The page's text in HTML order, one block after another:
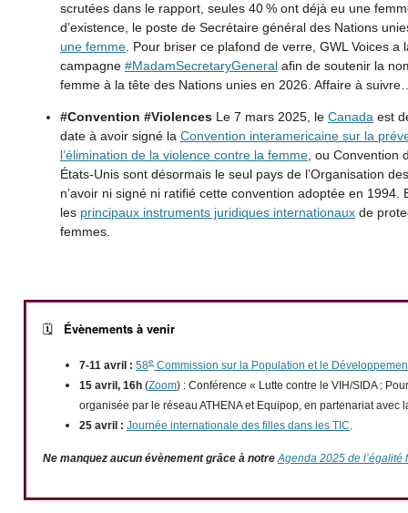
scrutées dans le rapport, seules 40 % ont déjà eu une
d’existence, le poste de Secrétaire général des Nations
une femme . Pour briser ce plafond de verre, GWL Voices a
campagne #MadamSecretaryGeneral afin de soutenir la
femme à la tête des Nations unies en 2026. Affaire à
#Convention #Violences Le 7 mars 2025, le Canada est
date à avoir signé la Convention interamericaine sur la
l’élimination de la violence contre la femme , ou Convention
États-Unis sont désormais le seul pays de l’Organisation
n’avoir ni signé ni ratifié cette convention adoptée en 1994.
les principaux instruments juridiques internationaux de
femmes.
🗓️ Évènements à venir
7-11 avril : 58e Commission sur la Population et le
15 avril, 16h (Zoom) : Conférence « Lutte contre le VIH/SIDA :
organisée par le réseau ATHENA et Equipop, en partenariat avec
25 avril : Journée internationale des filles dans les TIC.
Ne manquez aucun évènement grâce à notreAgenda 2025 de l’égalité